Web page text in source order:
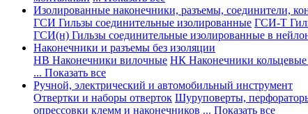
Изолированные наконечники, разъемы, соединители,
ГСИ Гильзы соединительные изолированные ГСИ-Т
ГСИ(н) Гильзы соединительные изолированные в
Наконечники и разъемы без изоляции
НВ Наконечники вилочные НК Наконечники кольцевые
... Показать все
Ручной, электрический и автомобильный инструмент
Отвертки и наборы отверток Шуруповерты,
опрессовки клемм и наконечников ... Показать все